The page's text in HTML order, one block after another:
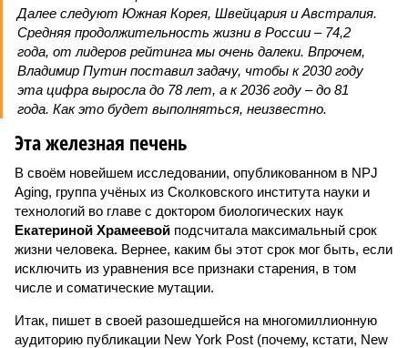
Далее следуют Южная Корея, Швейцария и Австралия.
Средняя продолжительность жизни в России – 74,2
года, от лидеров рейтинга мы очень далеки. Впрочем,
Владимир Путин поставил задачу, чтобы к 2030 году
эта цифра выросла до 78 лет, а к 2036 году – до 81
года. Как это будет выполняться, неизвестно.
Эта железная печень
В своём новейшем исследовании, опубликованном в NPJ
Aging, группа учёных из Сколковского института науки и
технологий во главе с доктором биологических наук
Екатериной Храмеевой подсчитала максимальный срок
жизни человека. Вернее, каким бы этот срок мог быть, если
исключить из уравнения все признаки старения, в том
числе и соматические мутации.
Итак, пишет в своей разошедшейся на многомиллионную
аудиторию публикации New York Post (почему, кстати, New